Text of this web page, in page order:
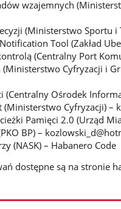
wzajemnych
(Ministerstwo Sportu
Tool (Zakład
(Centralny Port
(Ministerstwo Cyfryzacji i
(Centralny Ośrodek
(Ministerstwo Cyfryzacji) –
Pamięci 2.0 (Urząd
BP) –
(NASK) – Habanero Code
dostępne są na stronie